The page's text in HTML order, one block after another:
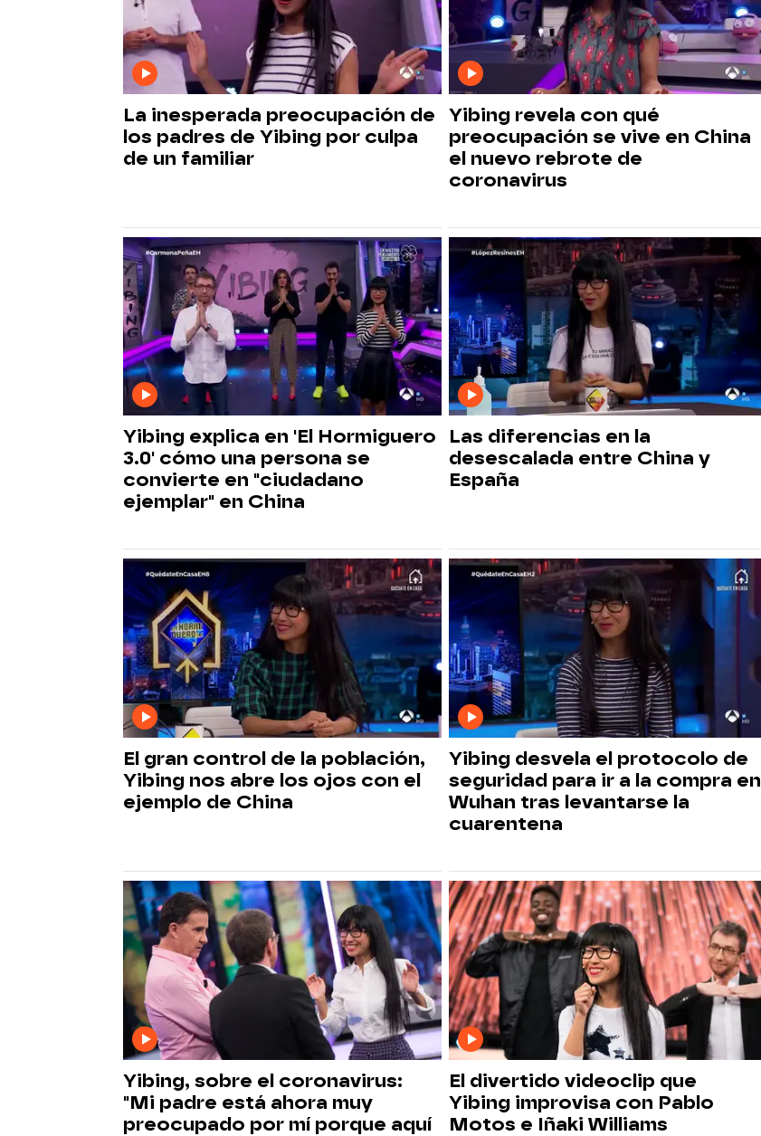
La inesperada preocupación de
los padres de Yibing por culpa
de un familiar
Yibing revela con qué
preocupación se vive en China
el nuevo rebrote de
coronavirus
Yibing explica en 'El Hormiguero
3.0' cómo una persona se
convierte en "ciudadano
ejemplar" en China
Las diferencias en la
desescalada entre China y
España
El gran control de la población,
Yibing nos abre los ojos con el
ejemplo de China
Yibing desvela el protocolo de
seguridad para ir a la compra en
Wuhan tras levantarse la
cuarentena
Yibing, sobre el coronavirus:
"Mi padre está ahora muy
preocupado por mí porque aquí
El divertido videoclip que
Yibing improvisa con Pablo
Motos e Iñaki Williams